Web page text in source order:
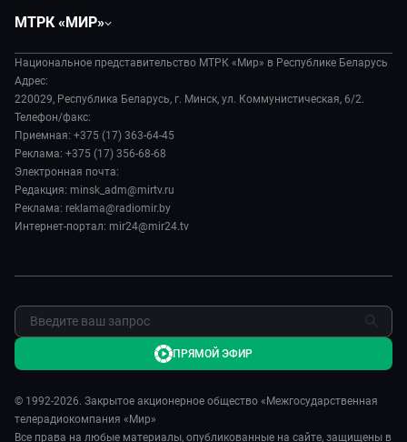
Экономика
Происшествия
Наука и технологии
Здоровье и медицина
Авто
Культура
Спорт
Все как у людей
Вместе выгодно
Евразия. Культурно
Евразия. Регионы
Наши иностранцы
Пять причин поехать в...
Сделано в Содружестве
МТРК «МИР»
История
Руководство
Лица мира
Новости
Пресса о нас
Карьера
Реклама
Национальное представительство МТРК «Мир» в Республике Беларусь
Адрес:
220029, Республика Беларусь, г. Минск, ул. Коммунистическая, 6/2.
Телефон/факс:
Приемная: +375 (17) 363-64-45
Реклама: +375 (17) 356-68-68
Электронная почта:
Редакция: minsk_adm@mirtv.ru
Реклама: reklama@radiomir.by
Интернет-портал: mir24@mir24.tv
© 1992-2026. Закрытое акционерное общество «Межгосударственная
телерадиокомпания «Мир»
Все права на любые материалы, опубликованные на сайте, защищены в
ПРЯМОЙ ЭФИР